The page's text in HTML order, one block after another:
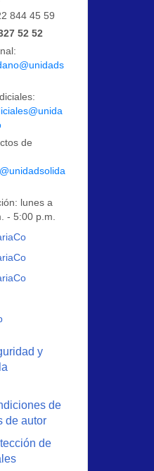
844 45 59
52 52
de
lunes a
- 5:00 p.m.
y
de
de autor
de